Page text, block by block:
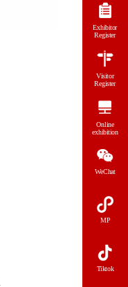
Exhibitor
Register
Visitor
Register
Online
exhibition
WeChat
MP
Tiktok